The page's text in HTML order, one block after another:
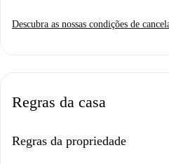
Descubra as nossas condições de
Regras da casa
Regras da propriedade